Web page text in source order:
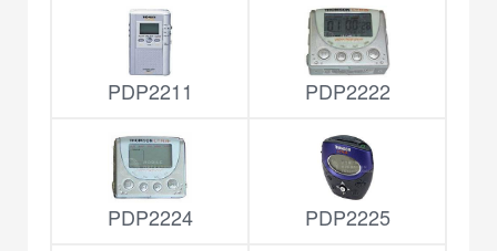
PDP2211 PDP2222
PDP2224 PDP2225